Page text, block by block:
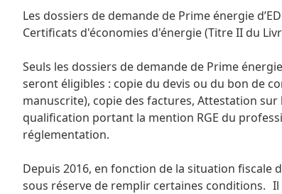
Les dossiers de demande de Prime énergie
Certificats d'économies d'énergie (Titre II du
Seuls les dossiers de demande de Prime
seront éligibles : copie du devis ou du bon de
manuscrite), copie des factures, Attestation
qualification portant la mention RGE du
réglementation.
Depuis 2016, en fonction de la situation fiscale
sous réserve de remplir certaines conditions. Il